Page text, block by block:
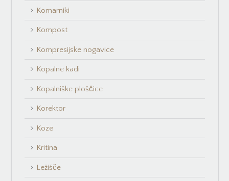
Komarniki
Kompost
Kompresijske nogavice
Kopalne kadi
Kopalniške ploščice
Korektor
Koze
Kritina
Ležišče